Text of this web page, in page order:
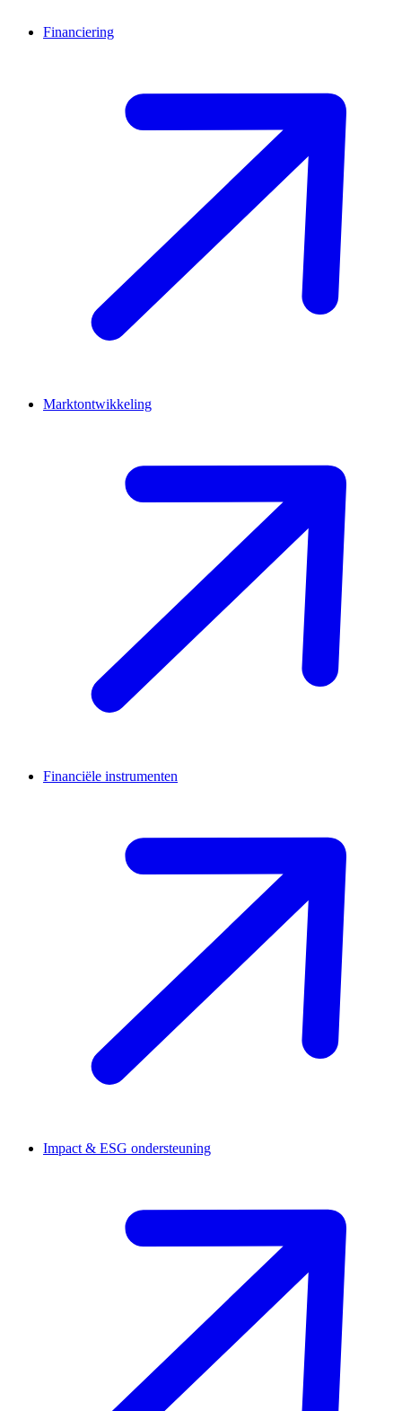
Financiering
Marktontwikkeling
Financiële instrumenten
Impact & ESG ondersteuning